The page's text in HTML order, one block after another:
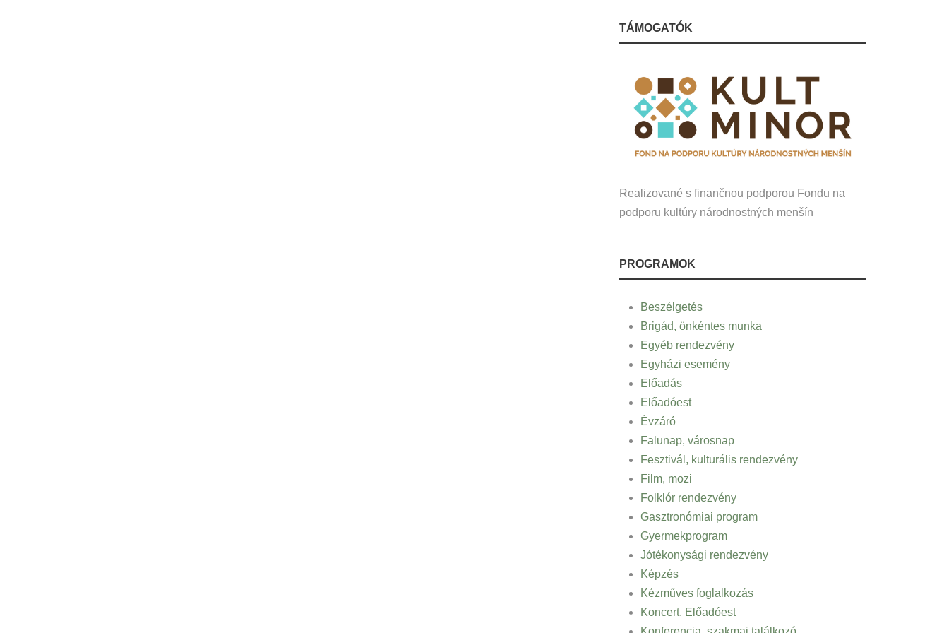
TÁMOGATÓK
Realizované s finančnou podporou Fondu na
podporu kultúry národnostných menšín
PROGRAMOK
Beszélgetés
Brigád, önkéntes munka
Egyéb rendezvény
Egyházi esemény
Előadás
Előadóest
Évzáró
Falunap, városnap
Fesztivál, kulturális rendezvény
Film, mozi
Folklór rendezvény
Gasztronómiai program
Gyermekprogram
Jótékonysági rendezvény
Képzés
Kézműves foglalkozás
Koncert, Előadóest